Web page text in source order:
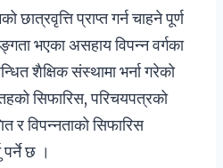
प्राप्त गर्न चाहने पूर्ण
भएका असहाय विपन्न वर्गका
शैक्षिक संस्थामा भर्ना गरेको
सिफारिस, परिचयपत्रको
र विपन्नताको सिफारिस
छ ।